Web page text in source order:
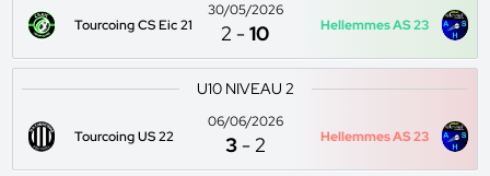
Tourcoing CS Eic 21
30/05/2026
2 -10 Hellemmes AS 23
U10 NIVEAU 2
Tourcoing US 22
06/06/2026
3 -2 Hellemmes AS 23